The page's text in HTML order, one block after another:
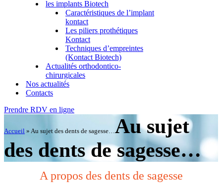
les implants Biotech
Caractéristiques de l’implant
kontact
Les piliers prothétiques
Kontact
Techniques d’empreintes
(Kontact Biotech)
Actualités orthodontico-
chirurgicales
Nos actualités
Contacts
Prendre RDV en ligne
Accueil » Au sujet des dents de sagesse…Au sujet
des dents de sagesse…
A propos des dents de sagesse